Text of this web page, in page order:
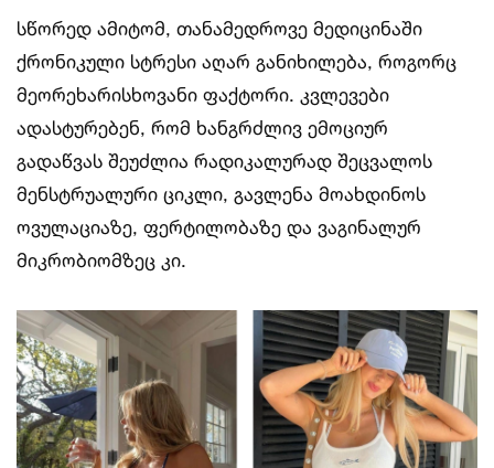
სწორედ ამიტომ, თანამედროვე მედიცინაში
ქრონიკული სტრესი აღარ განიხილება, როგორც
მეორეხარისხოვანი ფაქტორი. კვლევები
ადასტურებენ, რომ ხანგრძლივ ემოციურ
გადაწვას შეუძლია რადიკალურად შეცვალოს
მენსტრუალური ციკლი, გავლენა მოახდინოს
ოვულაციაზე, ფერტილობაზე და ვაგინალურ
მიკრობიომზეც კი.